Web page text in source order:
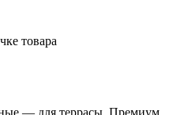
товара
— для террасы, Премиум